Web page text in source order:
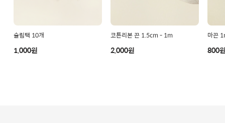
슬림택 10개
1,000원
코튼리본 끈 1.5cm - 1m
2,000원
마끈
800